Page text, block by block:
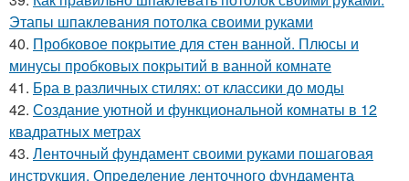
Этапы шпаклевания потолка своими руками
40. Пробковое покрытие для стен ванной. Плюсы и
минусы пробковых покрытий в ванной комнате
41. Бра в различных стилях: от классики до моды
42. Создание уютной и функциональной комнаты в 12
квадратных метрах
43. Ленточный фундамент своими руками пошаговая
инструкция. Определение ленточного фундамента